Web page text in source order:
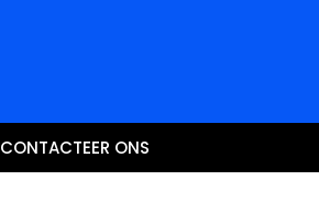
CONTACTEER ONS